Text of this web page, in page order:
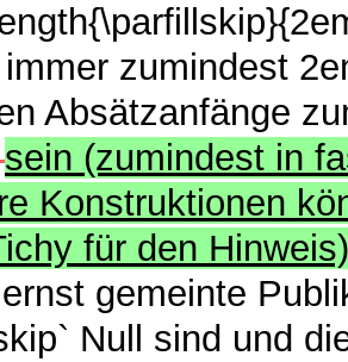
zumindest
Absätzanfänge
sein (zumindest in
Konstruktionen
für den
gemeinte
Null sind und